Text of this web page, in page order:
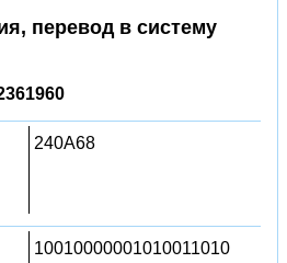
перевод в систему
240A68
10010000001010011010